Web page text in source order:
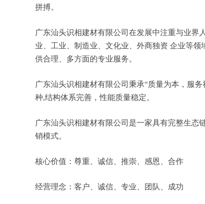
拼搏。
广东汕头识相建材有限公司在发展中注重与业
业、工业、制造业、文化业、外商独资 企业等
供合理、多方面的专业服务。
广东汕头识相建材有限公司秉承“质量为本，服
种,结构体系完善，性能质量稳定。
广东汕头识相建材有限公司是一家具有完整生
销模式。
核心价值：尊重、诚信、推崇、感恩、合作
经营理念：客户、诚信、专业、团队、成功